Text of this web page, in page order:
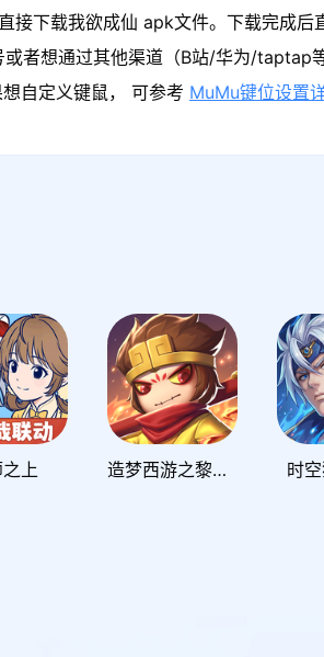
下载我欲成仙 apk文件。下载完成后
者想通过其他渠道（B站/华为/taptap
自定义键鼠， 可参考 MuMu键位设置
上 造梦西游之黎尤浩劫篇 时